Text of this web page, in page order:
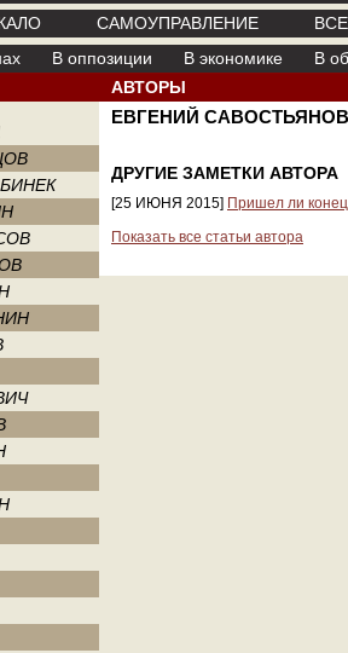
САМОУПРАВЛЕНИЕ
В оппозиции В экономике
В
АВТОРЫ
ЕВГЕНИЙ САВОСТЬЯНОВ
ДРУГИЕ ЗАМЕТКИ АВТОРА
[25 ИЮНЯ 2015] Пришел ли
Показать все статьи автора